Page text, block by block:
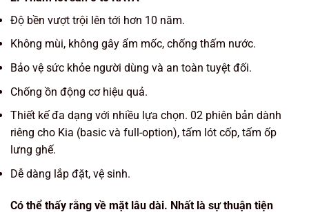
Độ bền vượt trội lên tới hơn 10 năm.
Không mùi, không gây ẩm mốc, chống thấm nước.
Bảo vệ sức khỏe người dùng và an toàn tuyệt đối.
Chống ồn động cơ hiệu quả.
Thiết kế đa dạng với nhiều lựa chọn. 02 phiên bản dành
riêng cho Kia (basic và full-option), tấm lót cốp, tấm ốp
lưng ghế.
Dễ dàng lắp đặt, vệ sinh.
Có thể thấy rằng về mặt lâu dài. Nhất là sự thuận tiện